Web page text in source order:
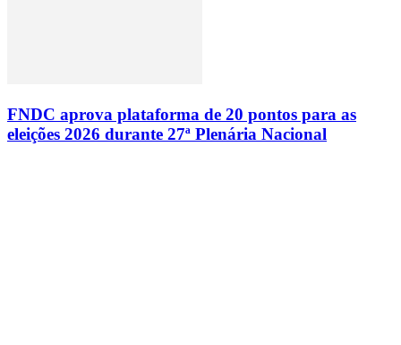
FNDC aprova plataforma de 20 pontos para as
eleições 2026 durante 27ª Plenária Nacional